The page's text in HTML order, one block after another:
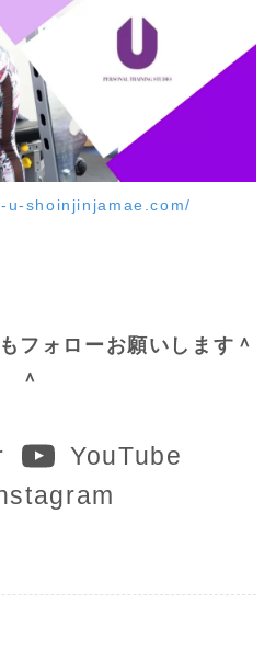
shoinjinjamae.com/
フォローお願いします＾
＾
YouTube